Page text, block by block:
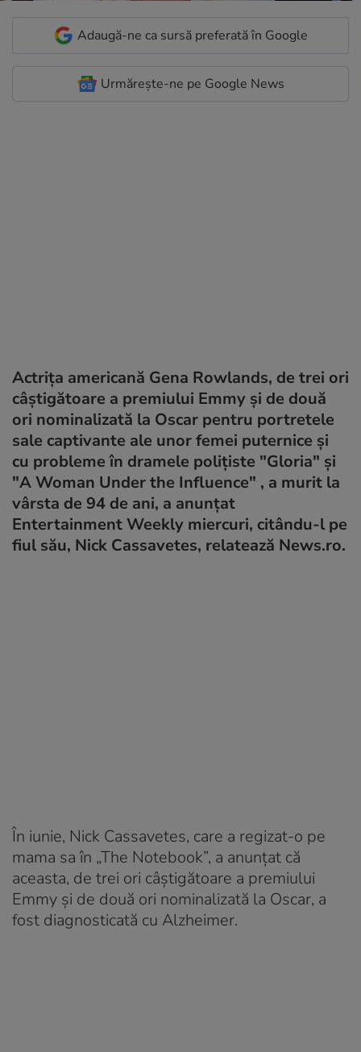
Adaugă-ne ca sursă preferată în Google
Urmărește-ne pe Google News
Actriţa americană Gena Rowlands, de trei ori
câştigătoare a premiului Emmy şi de două
ori nominalizată la Oscar pentru portretele
sale captivante ale unor femei puternice şi
cu probleme în dramele poliţiste "Gloria" şi
"A Woman Under the Influence" , a murit la
vârsta de 94 de ani, a anunţat
Entertainment Weekly miercuri, citându-l pe
fiul său, Nick Cassavetes, relatează News.ro.
În iunie, Nick Cassavetes, care a regizat-o pe
mama sa în „The Notebook”, a anunţat că
aceasta, de trei ori câştigătoare a premiului
Emmy şi de două ori nominalizată la Oscar, a
fost diagnosticată cu Alzheimer.